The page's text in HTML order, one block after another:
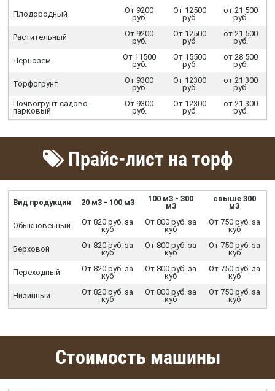
Плодородный
От 9200
руб.
От 12500
руб.
от 21 500
руб.
Растительный
От 9200
руб.
От 12500
руб.
от 21 500
руб.
Чернозем
От 11500
руб.
От 15500
руб.
от 28 500
руб.
Торфогрунт
От 9300
руб.
От 12300
руб.
от 21 300
руб.
Почвогрунт садово-
парковый
От 9300
руб.
От 12300
руб.
от 21 300
руб.
Прайс-лист на торф
Вид продукции 20 м3 - 100 м3
100 м3 - 300
м3
свыше 300
м3
Обыкновенный
От 820 руб. за
куб
От 800 руб. за
куб
От 750 руб. за
куб
Верховой
От 820 руб. за
куб
От 800 руб. за
куб
От 750 руб. за
куб
Переходный
От 820 руб. за
куб
От 800 руб. за
куб
От 750 руб. за
куб
Низинный
От 820 руб. за
куб
От 800 руб. за
куб
От 750 руб. за
куб
Стоимость машины